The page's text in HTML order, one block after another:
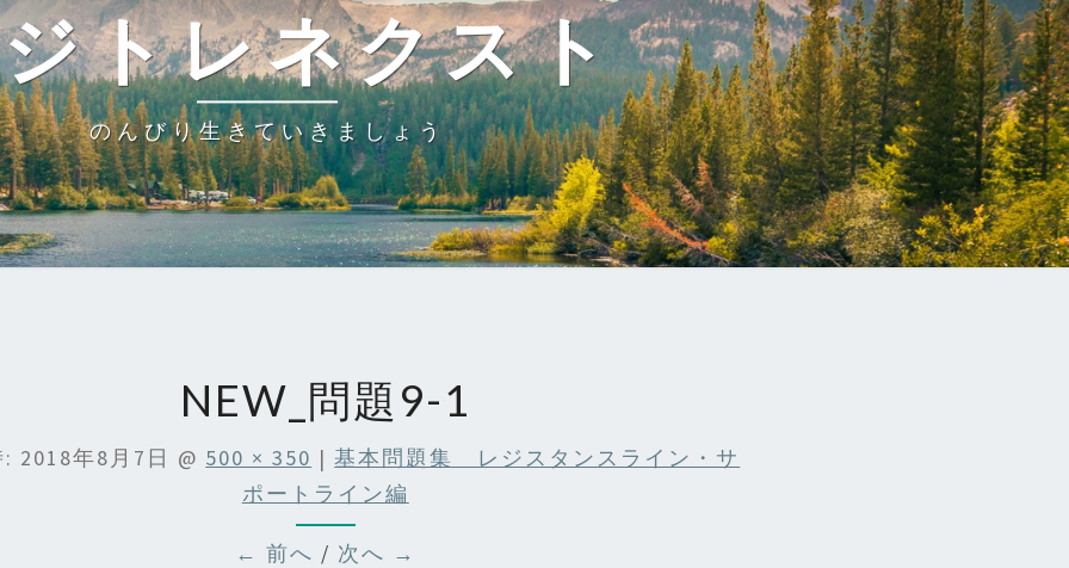
トレネクスト
のんびり生きていきましょう
NEW_問題9-1
2018年8月7日 @ 500 × 350 |基本問題集 レジスタンスライン・サ
ポートライン編
← 前へ / 次へ →